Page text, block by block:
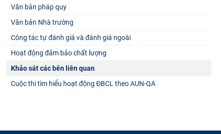
Văn bản pháp quy
Văn bản Nhà trường
Công tác tự đánh giá và đánh giá ngoài
Hoạt động đảm bảo chất lượng
Khảo sát các bên liên quan
Cuộc thi tìm hiểu hoạt động ĐBCL theo AUN-QA